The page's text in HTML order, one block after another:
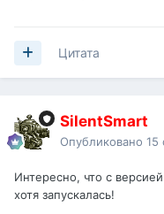
Цитата
SilentSmart
Опубликовано 15
Интересно, что с
хотя запускалась!